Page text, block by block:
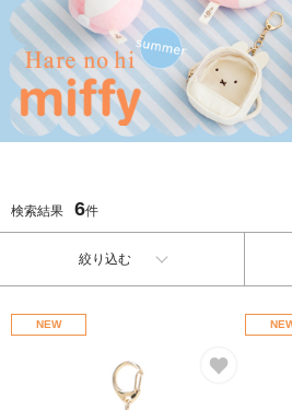
検索結果 6件
絞り込む
NEW